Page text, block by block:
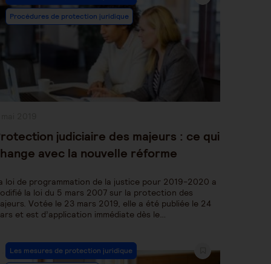
Category:
Procédures de protection juridique
judiciaire des majeurs : ce qui
avec la nouvelle réforme
loi de programmation de la justice pour 2019-2020 a
la loi du 5 mars 2007 sur la protection des
Votée le 23 mars 2019, elle a été publiée le 24
et est d’application immédiate dès le…
Post
Category:
Les mesures de protection juridique